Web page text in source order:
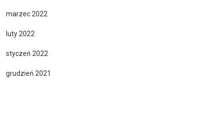
marzec 2022
luty 2022
styczeń 2022
grudzień 2021